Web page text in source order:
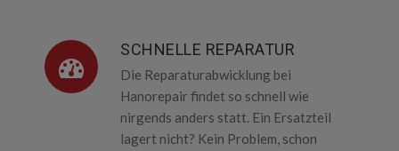
SCHNELLE REPARATUR
Die Reparaturabwicklung bei
Hanorepair findet so schnell wie
nirgends anders statt. Ein Ersatzteil
lagert nicht? Kein Problem, schon